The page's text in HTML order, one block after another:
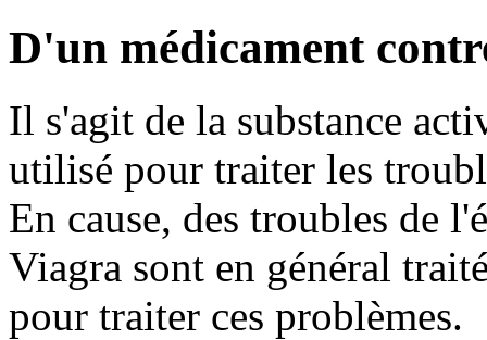
D'un médicament
Il s'agit de la substance
utilisé pour traiter les
En cause, des troubles de
Viagra sont en général
pour traiter ces problèmes.